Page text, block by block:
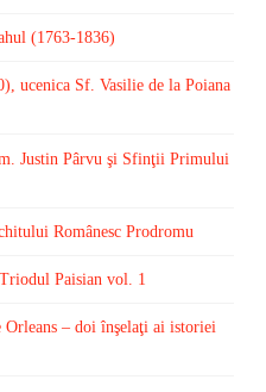
(1763-1836)
ucenica Sf. Vasilie de la Poiana
Justin Pârvu şi Sfinţii Primului
Românesc Prodromu
Paisian vol. 1
– doi înşelaţi ai istoriei